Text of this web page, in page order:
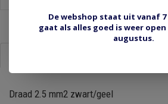
Draad 2.5 mm2 zwart/geel
De webshop staat uit vanaf
gaat als alles goed is weer
augustus.